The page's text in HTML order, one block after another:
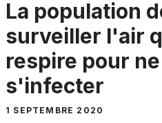
La population
surveiller l'air
respire pour
s'infecter
1 SEPTEMBRE 2020